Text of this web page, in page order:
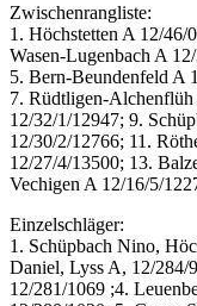
Zwischenrangliste:
1. Höchstetten A 12/46/
Wasen-Lugenbach A
5. Bern-Beundenfeld A
7. Rüdtligen-
12/32/1/12947; 9.
12/30/2/12766; 11.
12/27/4/13500; 13.
Vechigen A 12/16/5/
Einzelschläger:
1. Schüpbach Nino,
Daniel, Lyss A, 12/
12/281/1069 ;4.